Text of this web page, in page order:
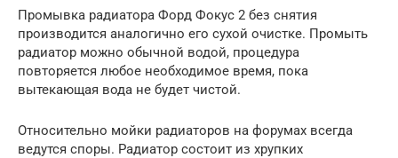
Промывка радиатора Форд Фокус 2 без снятия
производится аналогично его сухой очистке. Промыть
радиатор можно обычной водой, процедура
повторяется любое необходимое время, пока
вытекающая вода не будет чистой.
Относительно мойки радиаторов на форумах всегда
ведутся споры. Радиатор состоит из хрупких